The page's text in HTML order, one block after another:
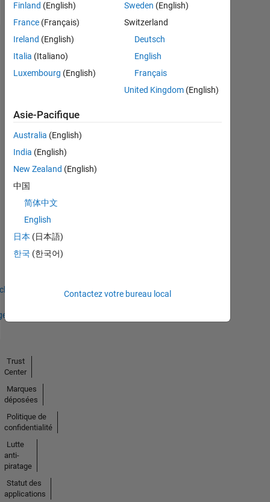
Badges
Machmud
MATLAB
Answers
Badges
Tout
22 Oct 2019
Finland (English)
France (Français)
Ireland (English)
Italia (Italiano)
Luxembourg (English)
Sweden (English)
Switzerland
Deutsch
English
Français
United Kingdom(English)
Asie-Pacifique
Australia (English)
India (English)
New Zealand (English)
中国
简体中文
English
日本 (日本語)
한국 (한국어)
Contactez votre bureau local
Trust
Center
Marques
déposées
Politique de
confidentialité
Lutte
anti-
piratage
Statut des
applications